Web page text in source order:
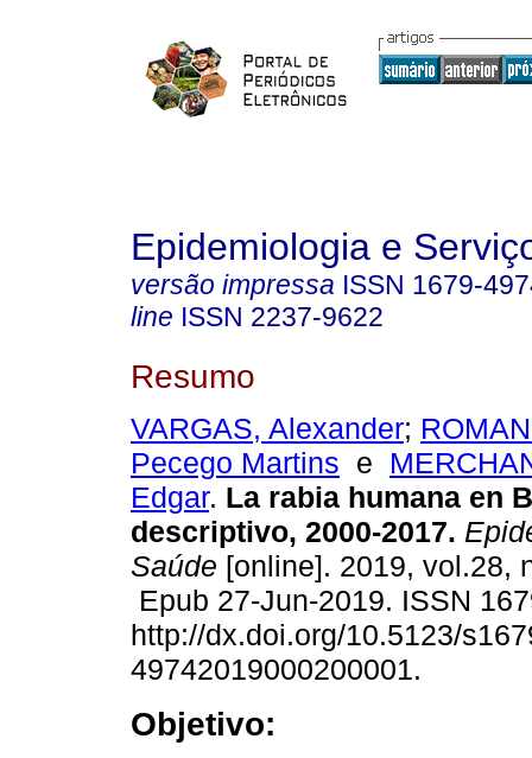
Epidemiologia e
versão impressa ISSN 1679-
line ISSN 2237-9622
Resumo
VARGAS, Alexander;
Pecego Martins e
Edgar. La rabia humana en
descriptivo, 2000-2017.
Saúde [online]. 2019, vol.28,
Epub 27-Jun-2019. ISSN
http://dx.doi.org/10.5123/
49742019000200001.
Objetivo: